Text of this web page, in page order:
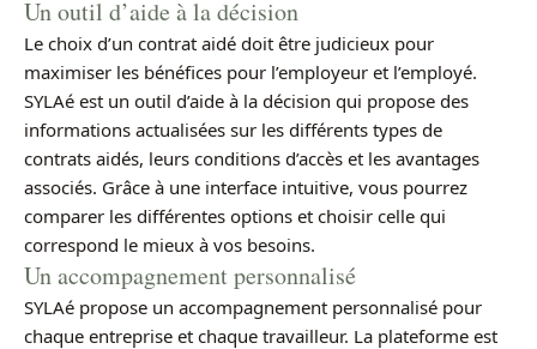
Un outil d’aide à la décision
Le choix d’un contrat aidé doit être judicieux pour
maximiser les bénéfices pour l’employeur et l’employé.
SYLAé est un outil d’aide à la décision qui propose des
informations actualisées sur les différents types de
contrats aidés, leurs conditions d’accès et les avantages
associés. Grâce à une interface intuitive, vous pourrez
comparer les différentes options et choisir celle qui
correspond le mieux à vos besoins.
Un accompagnement personnalisé
SYLAé propose un accompagnement personnalisé pour
chaque entreprise et chaque travailleur. La plateforme est